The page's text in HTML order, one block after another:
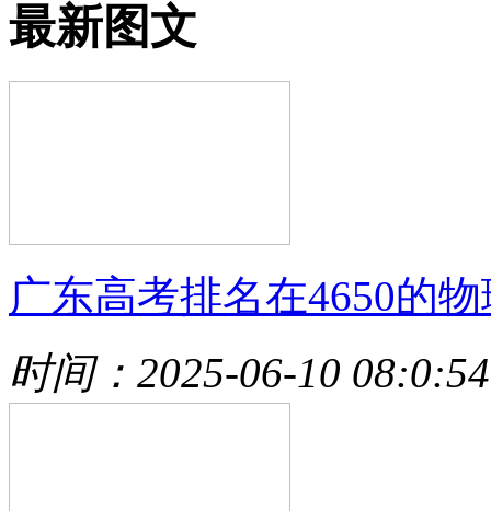
最新图文
广东高考排名在4650的
时间：2025-06-10 08:0:54